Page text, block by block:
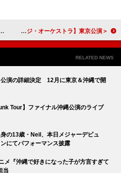
＜ライブレポート＞サウジアラビアと日本の音楽が融合した【マーヴェルス・オブ・サウジ・オーケストラ】東京公演
RELATED NEWS
演の詳細決定 12月に東京＆沖縄で開
Tour】ファイナル沖縄公演のライブ
の13歳・Neil、本日メジャーデビュ
にてパフォーマンス披露
メ『沖縄で好きになった子が方言すぎて
当